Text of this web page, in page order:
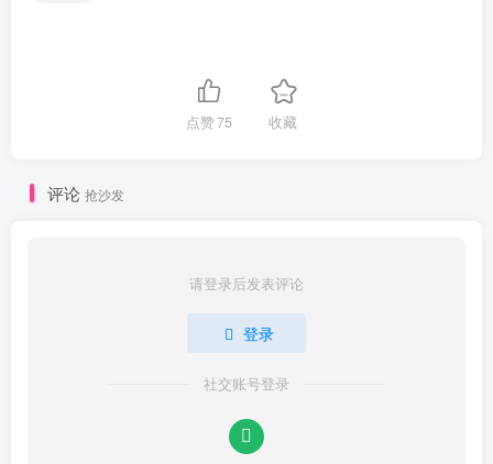
点赞75 收藏
评论 抢沙发
请登录后发表评论
登录
社交账号登录